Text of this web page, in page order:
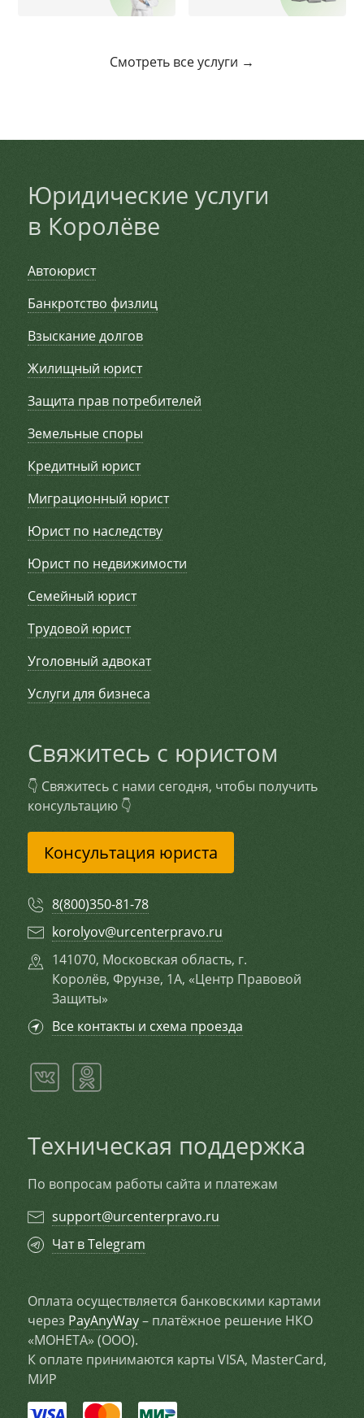
Смотреть все услуги →
Юридические услуги
в Королёве
Автоюрист
Банкротство физлиц
Взыскание долгов
Жилищный юрист
Защита прав потребителей
Земельные споры
Кредитный юрист
Миграционный юрист
Юрист по наследству
Юрист по недвижимости
Семейный юрист
Трудовой юрист
Уголовный адвокат
Услуги для бизнеса
Свяжитесь с юристом
👇 Свяжитесь с нами сегодня, чтобы получить
консультацию 👇
Консультация юриста
8(800)350-81-78
korolyov@urcenterpravo.ru
141070, Московская область, г.
Королёв, Фрунзе, 1А, «Центр Правовой
Защиты»
Все контакты и схема проезда
Техническая поддержка
По вопросам работы сайта и платежам
support@urcenterpravo.ru
Чат в Telegram
Оплата осуществляется банковскими картами
через PayAnyWay– платёжное решение НКО
«МОНЕТА» (ООО).
К оплате принимаются карты VISA, MasterCard,
МИР